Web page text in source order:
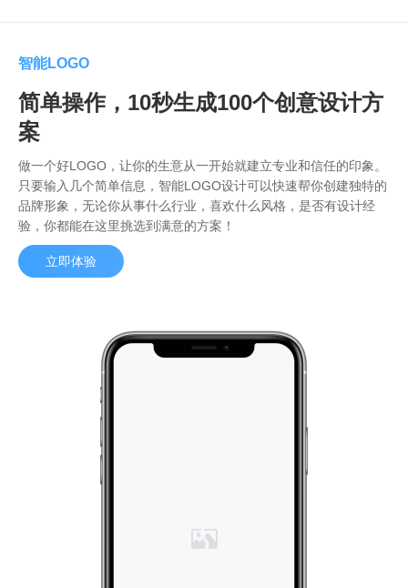
智能LOGO
简单操作，10秒生成100个创意设计方
案
做一个好LOGO，让你的生意从一开始就建立专业和信任的印象。
只要输入几个简单信息，智能LOGO设计可以快速帮你创建独特的
品牌形象，无论你从事什么行业，喜欢什么风格，是否有设计经
验，你都能在这里挑选到满意的方案！
立即体验